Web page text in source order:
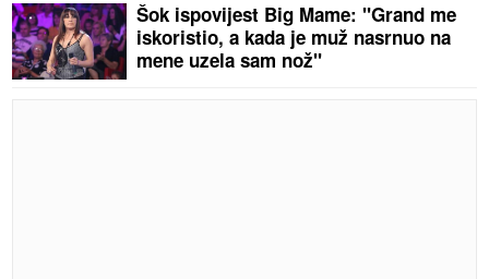
Šok ispovijest Big Mame: "Grand me
iskoristio, a kada je muž nasrnuo na
mene uzela sam nož"